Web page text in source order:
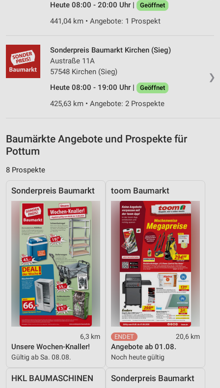
Heute 08:00 - 20:00 Uhr |
Geöffnet
441,04 km • Angebote: 1 Prospekt
❯
Sonderpreis Baumarkt Kirchen (Sieg)
Austraße 11A
57548 Kirchen (Sieg)
Heute 08:00 - 19:00 Uhr |
Geöffnet
425,63 km • Angebote: 2 Prospekte
Baumärkte Angebote und Prospekte für
Pottum
8 Prospekte
Sonderpreis Baumarkt
6,3 km
Unsere Wochen-Knaller!
Gültig ab Sa. 08.08.
toom Baumarkt
20,6 km
Angebote ab 01.08.
Noch heute gültig
HKL BAUMASCHINEN Sonderpreis Baumarkt
Werbeanzeigen
Erstellung von Profilen für personalisierte
Werbung
Verwendung von Profilen zur Auswahl
personalisierter Werbung
Erstellung von Profilen zur Personalisierung
von Inhalten
personalisierter Inhalte
Messung der Werbeleistung
Analyse von Zielgruppen durch Statistiken oder
Kombinationen von Daten aus verschiedenen
Quellen
Entwicklung und Verbesserung der Angebote
Verwendung reduzierter Daten zur Auswahl von
Inhalten
IAB-Besonderheiten:
Verwendung genauer Standortdaten
Geräte anhand von aktiv angeforderten
Informationen identifizieren
Nicht-IAB-Verarbeitungszwecke:
Notwendig
Performance